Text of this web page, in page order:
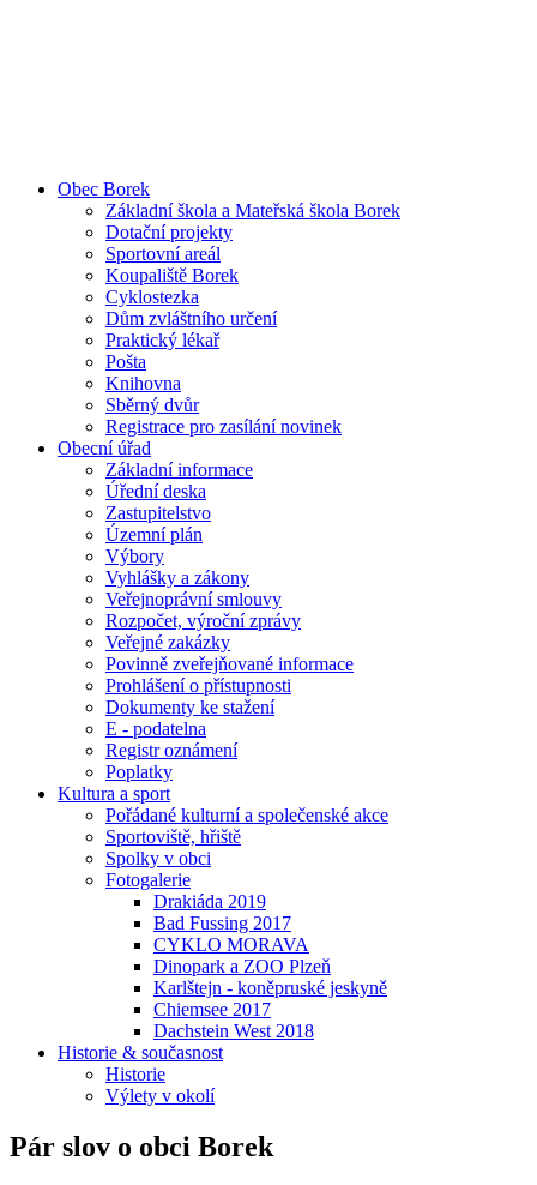
Obec Borek
Základní škola a Mateřská škola Borek
Dotační projekty
Sportovní areál
Koupaliště Borek
Cyklostezka
Dům zvláštního určení
Praktický lékař
Pošta
Knihovna
Sběrný dvůr
Registrace pro zasílání novinek
Obecní úřad
Základní informace
Úřední deska
Zastupitelstvo
Územní plán
Výbory
Vyhlášky a zákony
Veřejnoprávní smlouvy
Rozpočet, výroční zprávy
Veřejné zakázky
Povinně zveřejňované informace
Prohlášení o přístupnosti
Dokumenty ke stažení
E - podatelna
Registr oznámení
Poplatky
Kultura a sport
Pořádané kulturní a společenské akce
Sportoviště, hřiště
Spolky v obci
Fotogalerie
Drakiáda 2019
Bad Fussing 2017
CYKLO MORAVA
Dinopark a ZOO Plzeň
Karlštejn - koněpruské jeskyně
Chiemsee 2017
Dachstein West 2018
Historie & současnost
Historie
Výlety v okolí
Pár slov o obci Borek